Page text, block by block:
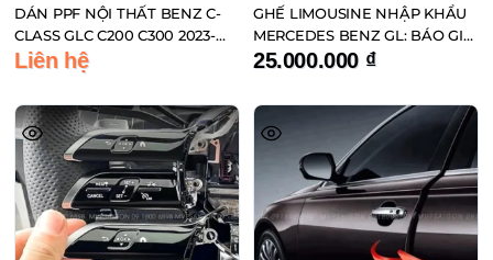
DÁN PPF NỘI THẤT BENZ C-
CLASS GLC C200 C300 2023-
2024
Liên hệ
GHẾ LIMOUSINE NHẬP KHẨU
MERCEDES BENZ GL: BÁO GIÁ
MỚI NHẤT
25.000.000 ₫